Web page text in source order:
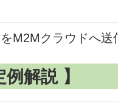
M2Mクラウドへ送
解説 】